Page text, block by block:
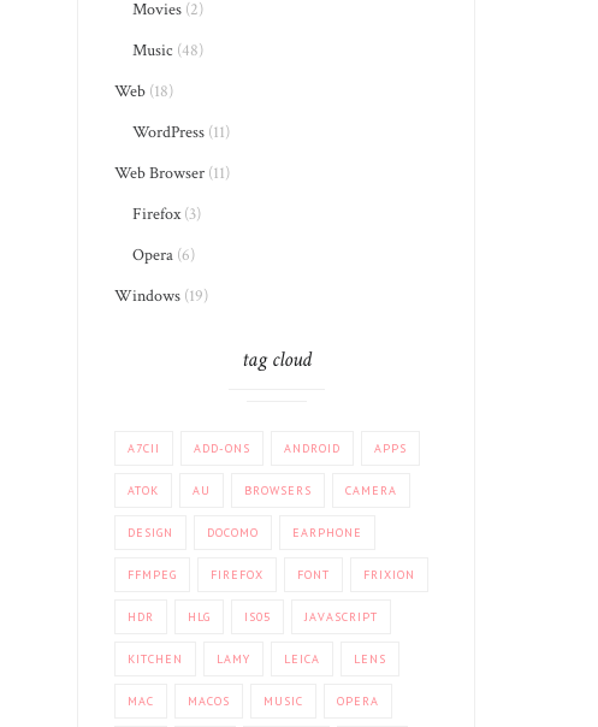
Movies (2)
Music (48)
Web (18)
WordPress (11)
Web Browser (11)
Firefox(3)
Opera (6)
Windows (19)
tag cloud
A7CII ADD-ONS ANDROID APPS
ATOK AU BROWSERS CAMERA
DESIGN DOCOMO EARPHONE
FFMPEG FIREFOX FONT FRIXION
HDR HLG IS05 JAVASCRIPT
KITCHEN LAMY LEICA LENS
MAC MACOS MUSIC OPERA